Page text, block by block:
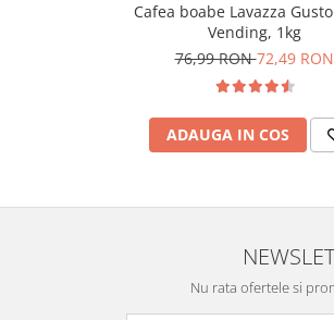
Cafea boabe Lavazza
Vending, 1kg
76,99 RON72,49 RON
ADAUGA IN COS
Nu rata ofertele si